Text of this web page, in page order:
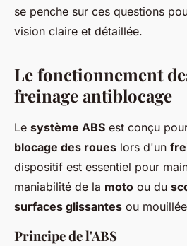
se penche sur ces questions
vision claire et détaillée.
Le fonctionnement
freinage antiblocage
Le système ABS est conçu
blocage des roues lors d'un
dispositif est essentiel pour
maniabilité de la moto ou du
surfaces glissantes ou
Principe de l'ABS